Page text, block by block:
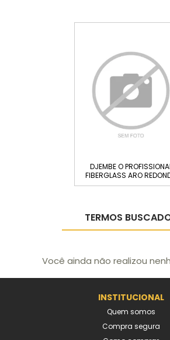
DJEMBE O
FIBERGLASS ARO
C/...
TERMOS
Você ainda não realizou
INSTITUCIONAL
Quem somos
Compra segura